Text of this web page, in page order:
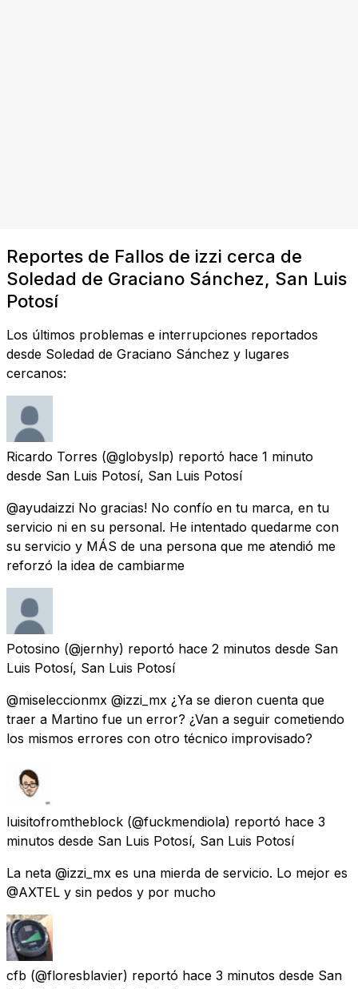
Reportes de Fallos de izzi cerca de
Soledad de Graciano Sánchez, San Luis
Potosí
Los últimos problemas e interrupciones reportados
desde Soledad de Graciano Sánchez y lugares
cercanos:
Ricardo Torres (@globyslp) reportó hace 1 minuto
desde San Luis Potosí, San Luis Potosí
@ayudaizzi No gracias! No confío en tu marca, en tu
servicio ni en su personal. He intentado quedarme con
su servicio y MÁS de una persona que me atendió me
reforzó la idea de cambiarme
Potosino (@jernhy) reportó hace 2 minutos desde San
Luis Potosí, San Luis Potosí
@miseleccionmx @izzi_mx ¿Ya se dieron cuenta que
traer a Martino fue un error? ¿Van a seguir cometiendo
los mismos errores con otro técnico improvisado?
luisitofromtheblock (@fuckmendiola) reportó hace 3
minutos desde San Luis Potosí, San Luis Potosí
La neta @izzi_mx es una mierda de servicio. Lo mejor es
@AXTEL y sin pedos y por mucho
cfb (@floresblavier) reportó hace 3 minutos desde San